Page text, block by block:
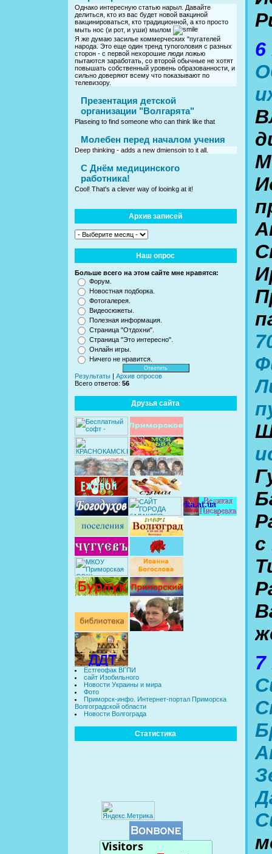
Однако интересную статью нарыл. Давайте
делиться, кто из вас будет новой вакциной
вакцинироваться, кто традиционной, а кто просто
мыть нос (и рот, и уши) мылом
Я же думаю засилье коммерческих "пугателей
народа. Это еще один тренд тупоголовия с разных
сторон - с первой нехорошие люди ложью
пытаются заработать, со второй обычные не хотят
повышать собственный уровень образованности, и
сильно доверяют всему что показывают по
телевизору.
Презентация детской
организации "Волгарята"
Plaseing to find someone who can think like that
Молебен перед началом учения
Deep thinking - adds a new dmiensoin to it all.
C Днём медицинского
работника!
Cool! That's a clever way of looinkg at it!
Архив записей
Наш опрос
Больше всего на этом сайте мне нравятся:
Форум.
Новостная подборка.
Фотогалерея.
Видеосюжеты.
Полезная информация.
Страница "Отдохни".
Страница "Это интересно".
Онлайн игры.
Ничего не нравится.
Результаты
Архив опросов
Всего ответов: 56
Друзья сайта
Естгеофак ВГПИ
сайт Изобильного
Новости Украины и мира
Фото
Приморск-инфо. Интернет-портал Приморска
Волгоградской области
Новости Волгограда
Статистика
с